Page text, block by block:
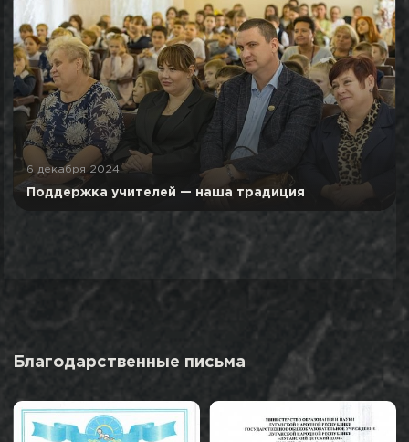
6 декабря 2024
Поддержка учителей — наша традиция
Благодарственные письма